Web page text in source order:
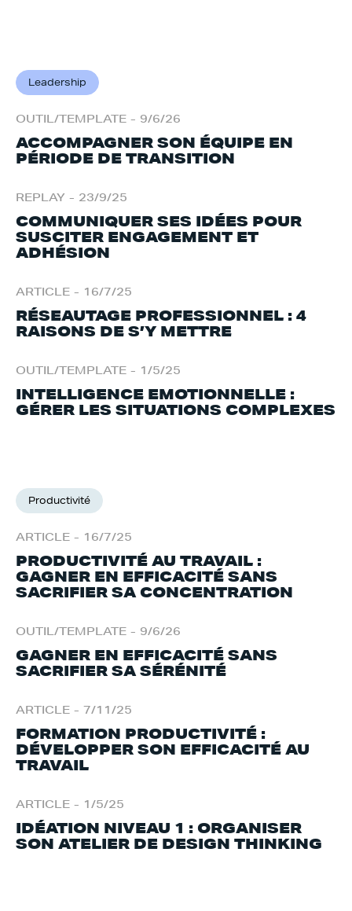
Leadership
OUTIL/TEMPLATE - 9/6/26
ACCOMPAGNER SON ÉQUIPE EN
PÉRIODE DE TRANSITION
REPLAY - 23/9/25
COMMUNIQUER SES IDÉES POUR
SUSCITER ENGAGEMENT ET
ADHÉSION
ARTICLE - 16/7/25
RÉSEAUTAGE PROFESSIONNEL : 4
RAISONS DE S’Y METTRE
OUTIL/TEMPLATE - 1/5/25
INTELLIGENCE EMOTIONNELLE :
GÉRER LES SITUATIONS COMPLEXES
Productivité
ARTICLE - 16/7/25
PRODUCTIVITÉ AU TRAVAIL :
GAGNER EN EFFICACITÉ SANS
SACRIFIER SA CONCENTRATION
OUTIL/TEMPLATE - 9/6/26
GAGNER EN EFFICACITÉ SANS
SACRIFIER SA SÉRÉNITÉ
ARTICLE - 7/11/25
FORMATION PRODUCTIVITÉ :
DÉVELOPPER SON EFFICACITÉ AU
TRAVAIL
ARTICLE - 1/5/25
IDÉATION NIVEAU 1 : ORGANISER
SON ATELIER DE DESIGN THINKING